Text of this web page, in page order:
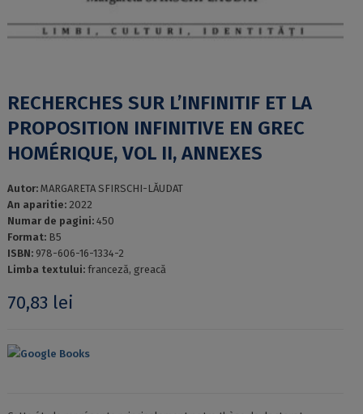
RECHERCHES SUR L’INFINITIF ET LA
PROPOSITION INFINITIVE EN GREC
HOMÉRIQUE, VOL II, ANNEXES
Autor: MARGARETA SFIRSCHI-LĂUDAT
An aparitie: 2022
Numar de pagini: 450
Format: B5
ISBN: 978-606-16-1334-2
Limba textului: franceză, greacă
70,83 lei
Google Books